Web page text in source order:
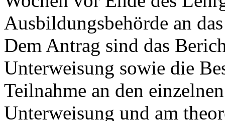
Ausbildungsbehörde an
Dem Antrag sind das
Unterweisung sowie die
Teilnahme an den
Unterweisung und am